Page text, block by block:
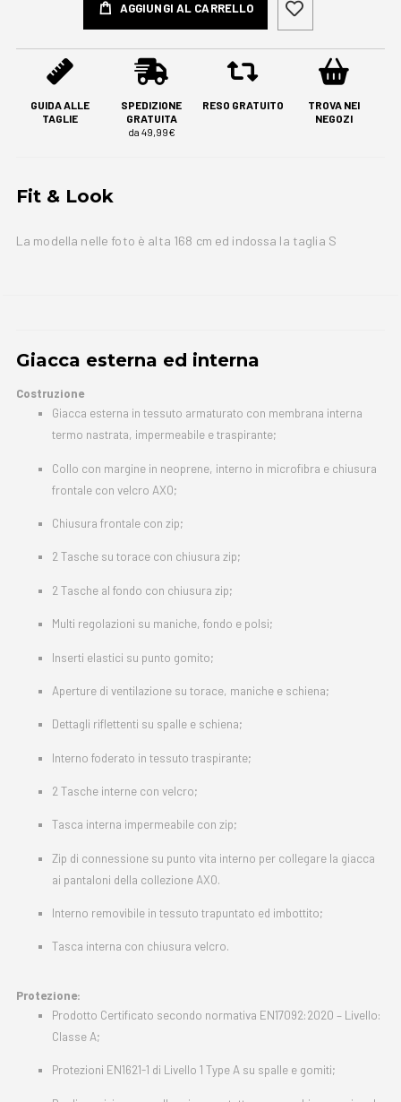
AGGIUNGI AL CARRELLO
GUIDA ALLE
TAGLIE
SPEDIZIONE
GRATUITA
da 49,99€
RESO GRATUITO
TROVA NEI
NEGOZI
Fit & Look
La modella nelle foto è alta 168 cm ed indossa la taglia S
Giacca esterna ed interna
Costruzione
Giacca esterna in tessuto armaturato con membrana interna
termo nastrata, impermeabile e traspirante;
Collo con margine in neoprene, interno in microfibra e chiusura
frontale con velcro AXO;
Chiusura frontale con zip;
2 Tasche su torace con chiusura zip;
2 Tasche al fondo con chiusura zip;
Multi regolazioni su maniche, fondo e polsi;
Inserti elastici su punto gomito;
Aperture di ventilazione su torace, maniche e schiena;
Dettagli riflettenti su spalle e schiena;
Interno foderato in tessuto traspirante;
2 Tasche interne con velcro;
Tasca interna impermeabile con zip;
Zip di connessione su punto vita interno per collegare la giacca
ai pantaloni della collezione AXO.
Interno removibile in tessuto trapuntato ed imbottito;
Tasca interna con chiusura velcro.
Protezione:
Prodotto Certificato secondo normativa EN17092:2020 – Livello:
Classe A;
Protezioni EN1621-1 di Livello 1 Type A su spalle e gomiti;